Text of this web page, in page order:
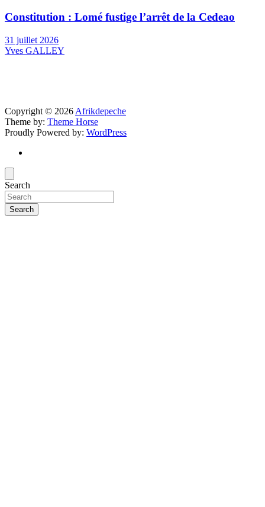
Constitution : Lomé fustige l’arrêt de la Cedeao
31 juillet 2026
Yves GALLEY
Copyright © 2026 Afrikdepeche
Theme by: Theme Horse
Proudly Powered by: WordPress
Search
Search